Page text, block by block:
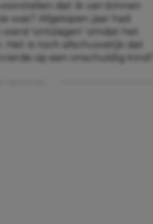
dat ik van binnen
was? Afgelopen jaar had
‘ontslagen’ omdat het
Het is toch afschuwelijk dat
op een onschuldig kind?!